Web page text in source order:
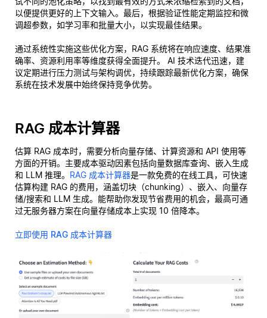
以便提供更好的上下文输入。最后，根据验证性能定期监控和微
调超参数，如学习率和批量大小，以实现最佳结果。
通过系统性实施这些优化方案，RAG 系统将在响应速度、结果准
确率、资源利用率等维度获得全面提升。 AI 技术迭代迅速，建
议定期进行压力测试与架构调优，持续跟踪最新优化方案，确保
系统在技术发展中始终保持竞争优势。
RAG 成本计算器
估算 RAG 成本时，需要分析向量存储、计算资源和 API 使用等
方面的开销。主要成本驱动因素包括向量数据库查询、嵌入生成
和 LLM 推理。 RAG 成本计算器是一款免费的在线工具，可快速
估算构建 RAG 的费用，涵盖切块（chunking）、嵌入、向量存
储/搜索和 LLM 生成。能帮助你发现节省费用的机会，最高可通
过无服务器方案在向量存储成本上实现 10 倍降本。
立即使用 RAG 成本计算器